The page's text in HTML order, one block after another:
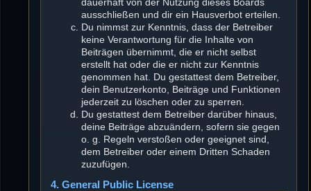
ausschließen und dir ein Hausverbot erteilen.
Du nimmst zur Kenntnis, dass der Betreiber
keine Verantwortung für die Inhalte von
Beiträgen übernimmt, die er nicht selbst
erstellt hat oder die er nicht zur Kenntnis
genommen hat. Du gestattest dem Betreiber,
dein Benutzerkonto, Beiträge und Funktionen
jederzeit zu löschen oder zu sperren.
Du gestattest dem Betreiber darüber hinaus,
deine Beiträge abzuändern, sofern sie gegen
o. g. Regeln verstoßen oder geeignet sind,
dem Betreiber oder einem Dritten Schaden
zuzufügen.
4. General Public License